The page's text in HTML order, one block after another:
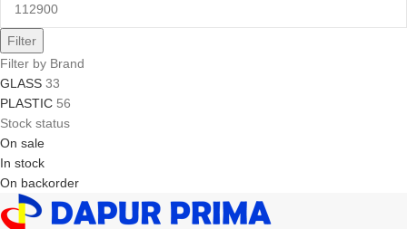
Filter
Filter by Brand
GLASS 33
PLASTIC 56
Stock status
On sale
In stock
On backorder